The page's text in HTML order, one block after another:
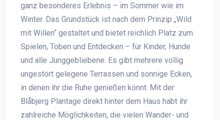
ganz besonderes Erlebnis – im Sommer wie im
Winter. Das Grundstück ist nach dem Prinzip „Wild
mit Willen“ gestaltet und bietet reichlich Platz zum
Spielen, Toben und Entdecken – für Kinder, Hunde
und alle Junggebliebene. Es gibt mehrere völlig
ungestört gelegene Terrassen und sonnige Ecken,
in denen ihr die Ruhe genießen könnt. Mit der
Blåbjerg Plantage direkt hinter dem Haus habt ihr
zahlreiche Möglichkeiten, die vielen Wander- und